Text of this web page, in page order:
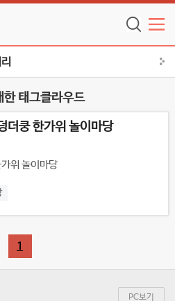
한 태그클라우드
더쿵 한가위 놀이마당
위 놀이마당
1
PC보기